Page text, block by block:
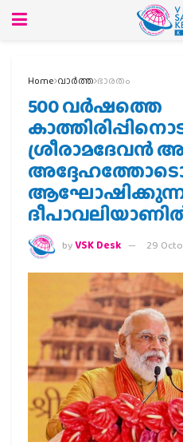
Home വാര്‍ത്ത ഭാരതം
500 വർഷത്തെ
ശ്രീരാമദേവൻ
ദീപാവലിയാണിത്
byVSK Desk 29